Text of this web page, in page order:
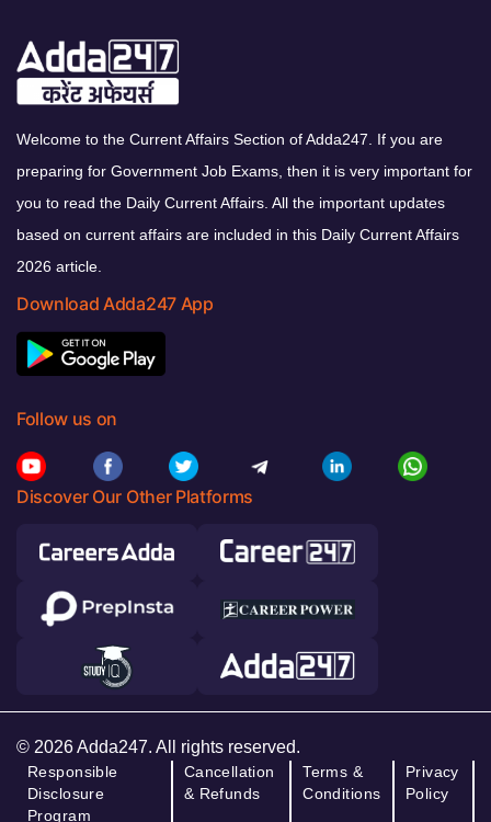
Welcome to the Current Affairs Section of Adda247. If you are
preparing for Government Job Exams, then it is very important for
you to read the Daily Current Affairs. All the important updates
based on current affairs are included in this Daily Current Affairs
2026 article.
Download Adda247 App
Follow us on
Discover Our Other Platforms
© 2026 Adda247. All rights reserved.
Responsible
Disclosure
Program
Cancellation
& Refunds
Terms &
Conditions
Privacy
Policy